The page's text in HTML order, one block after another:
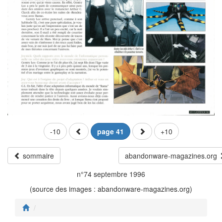
-10 page 41 +10
sommaire
abandonware-magazines.org
n°74 septembre 1996
(source des images : abandonware-magazines.org)